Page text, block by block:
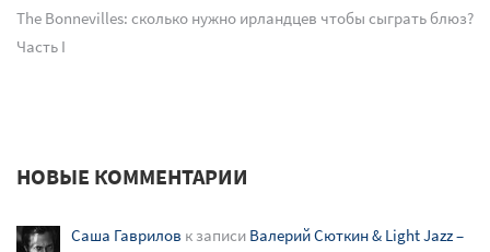
The Bonnevilles: сколько нужно ирландцев чтобы сыграть блюз?
Часть I
НОВЫЕ КОММЕНТАРИИ
Саша Гаврилов к записи Валерий Сюткин & Light Jazz –